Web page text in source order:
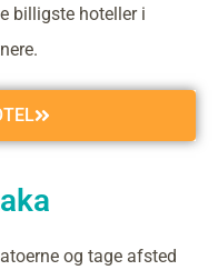
billigste hoteller i
og tage afsted